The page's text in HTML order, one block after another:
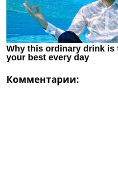
Комментарии: